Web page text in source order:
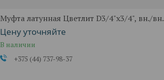
Муфта латунная Цветлит D3/4"x3/4", вн./вн.
Цену уточняйте
В наличии
+375 (44) 737-98-37